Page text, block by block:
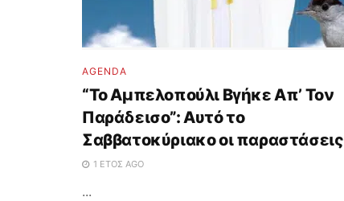
AGENDA
“Το Αμπελοπούλι Βγήκε Απ’ Τον
Παράδεισο”: Αυτό το
Σαββατοκύριακο οι παραστάσεις
1 ΈΤΟΣ AGO
...